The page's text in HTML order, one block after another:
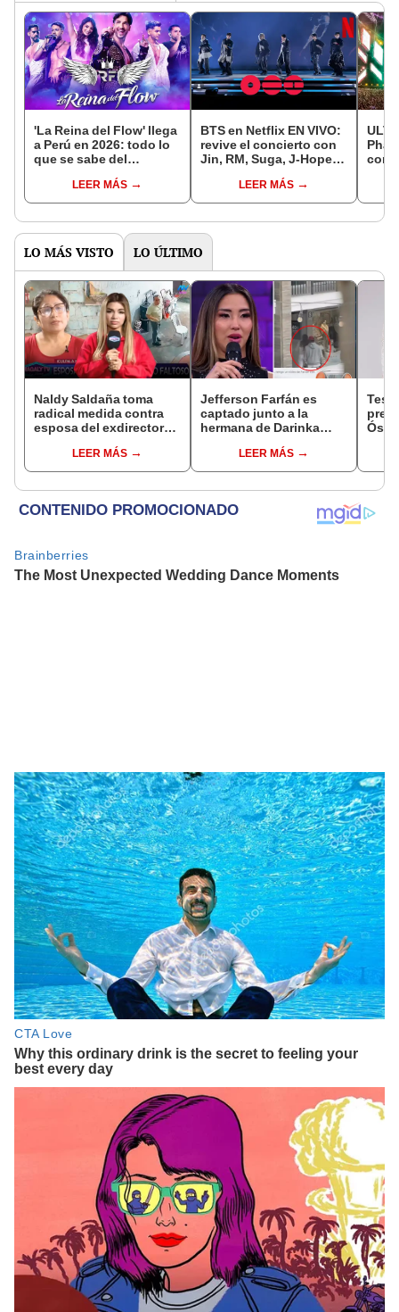
'La Reina del Flow' llega
a Perú en 2026: todo lo
que se sabe del
serie colombiana
LEER MÁS
BTS en Netflix EN VIVO:
revive el concierto con
Jin, RM, Suga, J-Hope,
desde Corea
LEER MÁS
LO MÁS VISTO LO ÚLTIMO
Naldy Saldaña toma
radical medida contra
esposa del exdirector
acusarla de tener
relación con él: “Es
LEER MÁS
Jefferson Farfán es
captado junto a la
hermana de Darinka
Kanashiro trabajaba: “Él
tiene sus…”
LEER MÁS